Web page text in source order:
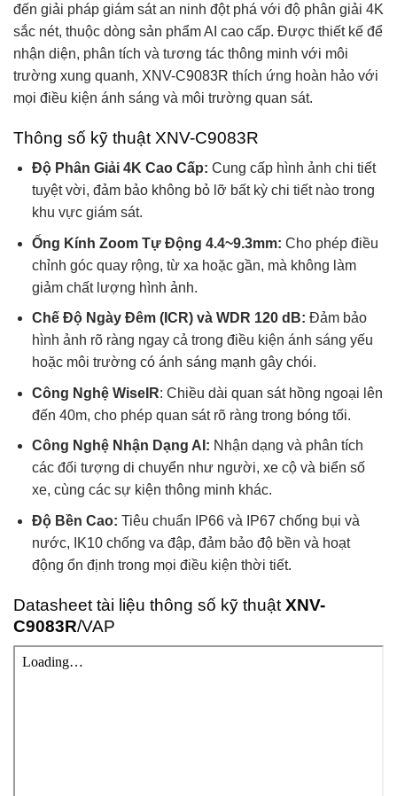
đến giải pháp giám sát an ninh đột phá với độ phân giải 4K
sắc nét, thuộc dòng sản phẩm AI cao cấp. Được thiết kế để
nhận diện, phân tích và tương tác thông minh với môi
trường xung quanh, XNV-C9083R thích ứng hoàn hảo với
mọi điều kiện ánh sáng và môi trường quan sát.
Thông số kỹ thuật XNV-C9083R
Độ Phân Giải 4K Cao Cấp: Cung cấp hình ảnh chi tiết
tuyệt vời, đảm bảo không bỏ lỡ bất kỳ chi tiết nào trong
khu vực giám sát.
Ống Kính Zoom Tự Động 4.4~9.3mm: Cho phép điều
chỉnh góc quay rộng, từ xa hoặc gần, mà không làm
giảm chất lượng hình ảnh.
Chế Độ Ngày Đêm (ICR) và WDR 120 dB: Đảm bảo
hình ảnh rõ ràng ngay cả trong điều kiện ánh sáng yếu
hoặc môi trường có ánh sáng mạnh gây chói.
Công Nghệ WiseIR: Chiều dài quan sát hồng ngoại lên
đến 40m, cho phép quan sát rõ ràng trong bóng tối.
Công Nghệ Nhận Dạng AI: Nhận dạng và phân tích
các đối tượng di chuyển như người, xe cộ và biển số
xe, cùng các sự kiện thông minh khác.
Độ Bền Cao: Tiêu chuẩn IP66 và IP67 chống bụi và
nước, IK10 chống va đập, đảm bảo độ bền và hoạt
động ổn định trong mọi điều kiện thời tiết.
Datasheet tài liệu thông số kỹ thuật XNV-
C9083R/VAP